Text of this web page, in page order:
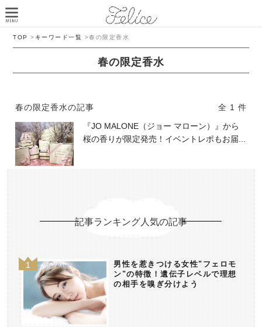
TOP > キーワード一覧 >春の限定香水
春の限定香水
春の限定香水の記事
全 1 件
『JO MALONE（ジョー マローン）』から
桜の香りが限定発売！イベントレポもお届...
記事ランキング人気の記事
男性を惹きつける女性"フェロモ
ン"の特徴！遺伝子レベルで理想
の相手を嗅ぎ分けよう